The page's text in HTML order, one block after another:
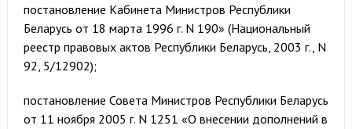
постановление Кабинета Министров Республики
Беларусь от 18 марта 1996 г. N 190» (Национальный
реестр правовых актов Республики Беларусь, 2003 г., N
92, 5/12902);
постановление Совета Министров Республики Беларусь
от 11 ноября 2005 г. N 1251 «О внесении дополнений в